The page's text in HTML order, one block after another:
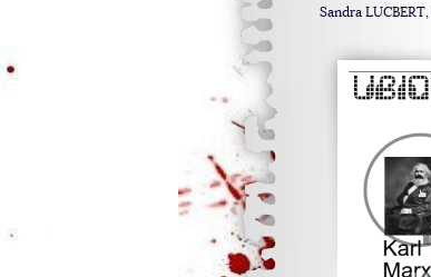
Sandra LUCBERT,